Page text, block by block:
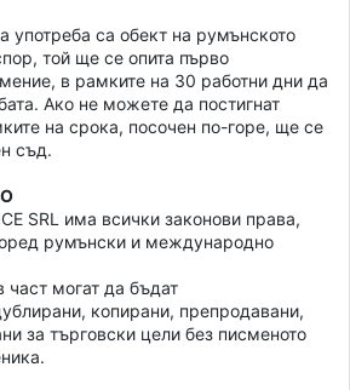
употреба са обект на румънското
той ще се опита първо
в рамките на 30 работни дни да
Ако не можете да постигнат
на срока, посочен по-горе, ще се
съд.
SRL има всички законови права,
румънски и международно
могат да бъдат
копирани, препродавани,
за търговски цели без писменото